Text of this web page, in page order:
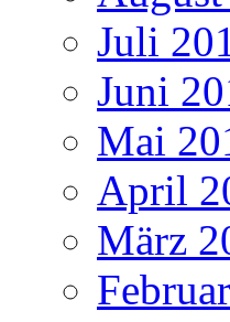
Juli
Juni
Mai
April
März